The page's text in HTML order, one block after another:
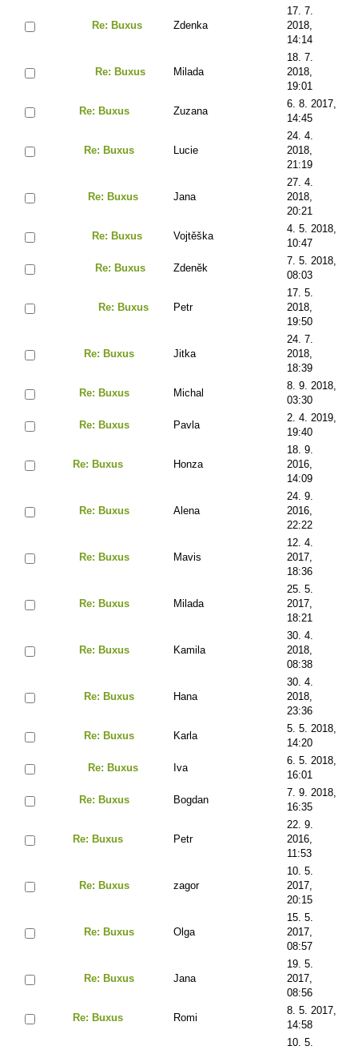
Re: Buxus Zdenka
17. 7.
2018,
14:14
Re: Buxus Milada
18. 7.
2018,
19:01
Re: Buxus Zuzana
6. 8. 2017,
14:45
Re: Buxus Lucie
24. 4.
2018,
21:19
Re: Buxus Jana
27. 4.
2018,
20:21
Re: Buxus Vojtěška
4. 5. 2018,
10:47
Re: Buxus Zdeněk
7. 5. 2018,
08:03
Re: Buxus Petr
17. 5.
2018,
19:50
Re: Buxus Jitka
24. 7.
2018,
18:39
Re: Buxus Michal
8. 9. 2018,
03:30
Re: Buxus Pavla
2. 4. 2019,
19:40
Re: Buxus Honza
18. 9.
2016,
14:09
Re: Buxus Alena
24. 9.
2016,
22:22
Re: Buxus Mavis
12. 4.
2017,
18:36
Re: Buxus Milada
25. 5.
2017,
18:21
Re: Buxus Kamila
30. 4.
2018,
08:38
Re: Buxus Hana
30. 4.
2018,
23:36
Re: Buxus Karla
5. 5. 2018,
14:20
Re: Buxus Iva
6. 5. 2018,
16:01
Re: Buxus Bogdan
7. 9. 2018,
16:35
Re: Buxus Petr
22. 9.
2016,
11:53
Re: Buxus zagor
10. 5.
2017,
20:15
Re: Buxus Olga
15. 5.
2017,
08:57
Re: Buxus Jana
19. 5.
2017,
08:56
Re: Buxus Romi
8. 5. 2017,
14:58
10. 5.